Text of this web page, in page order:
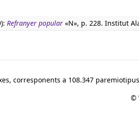
Refranyer popular «N», p. 228. Institut
corresponents a 108.347
©